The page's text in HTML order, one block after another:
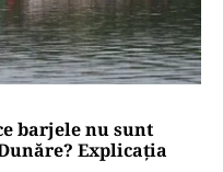
a legalizat